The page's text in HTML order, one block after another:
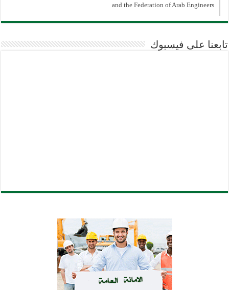
and the Federation of Arab Engineers
تابعنا على فيسبوك